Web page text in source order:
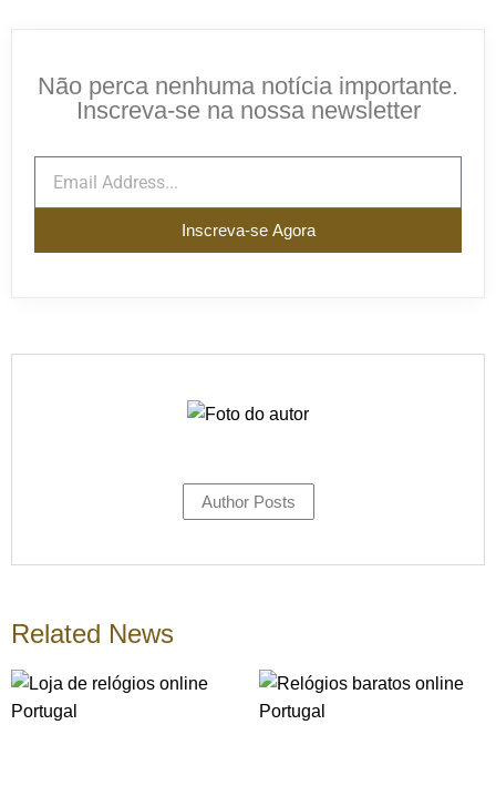
Não perca nenhuma notícia importante.
Inscreva-se na nossa newsletter
Inscreva-se Agora
Author Posts
Related News